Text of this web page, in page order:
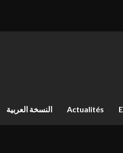
النسخة العربية Actualités